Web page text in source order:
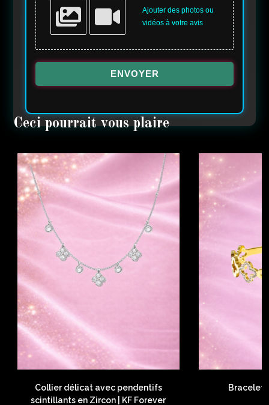
Ajouter des photos ou
vidéos à votre avis
ENVOYER
Collier délicat avec pendentifs
scintillants en Zircon | KF Forever
Bracelet